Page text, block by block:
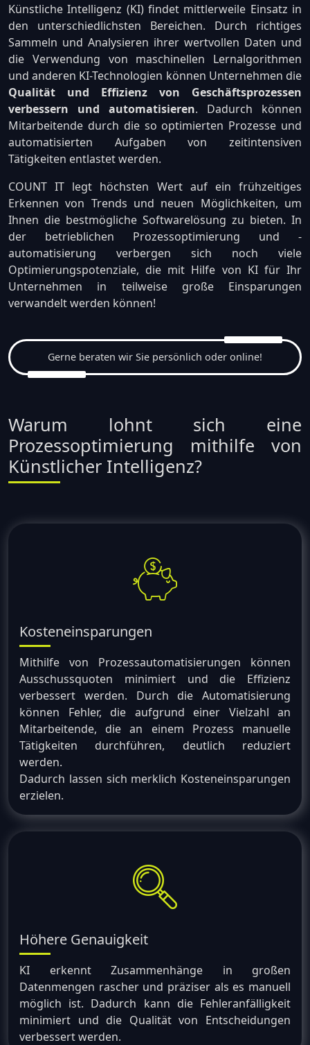
Künstliche Intelligenz (KI) findet mittlerweile Einsatz in
den unterschiedlichsten Bereichen. Durch richtiges
Sammeln und Analysieren ihrer wertvollen Daten und
die Verwendung von maschinellen Lernalgorithmen
und anderen KI-Technologien können Unternehmen die
Qualität und Effizienz von Geschäftsprozessen
verbessern und automatisieren. Dadurch können
Mitarbeitende durch die so optimierten Prozesse und
automatisierten Aufgaben von zeitintensiven
Tätigkeiten entlastet werden.
COUNT IT legt höchsten Wert auf ein frühzeitiges
Erkennen von Trends und neuen Möglichkeiten, um
Ihnen die bestmögliche Softwarelösung zu bieten. In
der betrieblichen Prozessoptimierung und -
automatisierung verbergen sich noch viele
Optimierungspotenziale, die mit Hilfe von KI für Ihr
Unternehmen in teilweise große Einsparungen
verwandelt werden können!
Gerne beraten wir Sie persönlich oder online!
Warum lohnt sich eine
Prozessoptimierung mithilfe von
Künstlicher Intelligenz?
Kosteneinsparungen
Mithilfe von Prozessautomatisierungen können
Ausschussquoten minimiert und die Effizienz
verbessert werden. Durch die Automatisierung
können Fehler, die aufgrund einer Vielzahl an
Mitarbeitende, die an einem Prozess manuelle
Tätigkeiten durchführen, deutlich reduziert
werden.
Dadurch lassen sich merklich Kosteneinsparungen
erzielen.
Höhere Genauigkeit
KI erkennt Zusammenhänge in großen
Datenmengen rascher und präziser als es manuell
möglich ist. Dadurch kann die Fehleranfälligkeit
minimiert und die Qualität von Entscheidungen
verbessert werden.